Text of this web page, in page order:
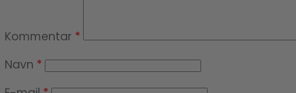
Kommentar *
Navn *